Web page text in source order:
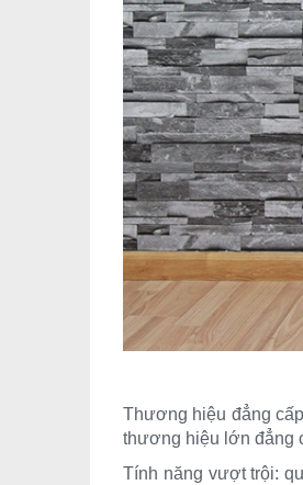
Thương hiệu đẳng
thương hiệu lớn đẳng
Tính năng vượt trội: